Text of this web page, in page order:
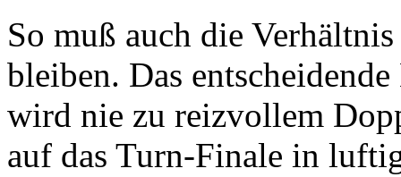
So muß auch die
bleiben. Das
wird nie zu reizvollem
auf das Turn-Finale in